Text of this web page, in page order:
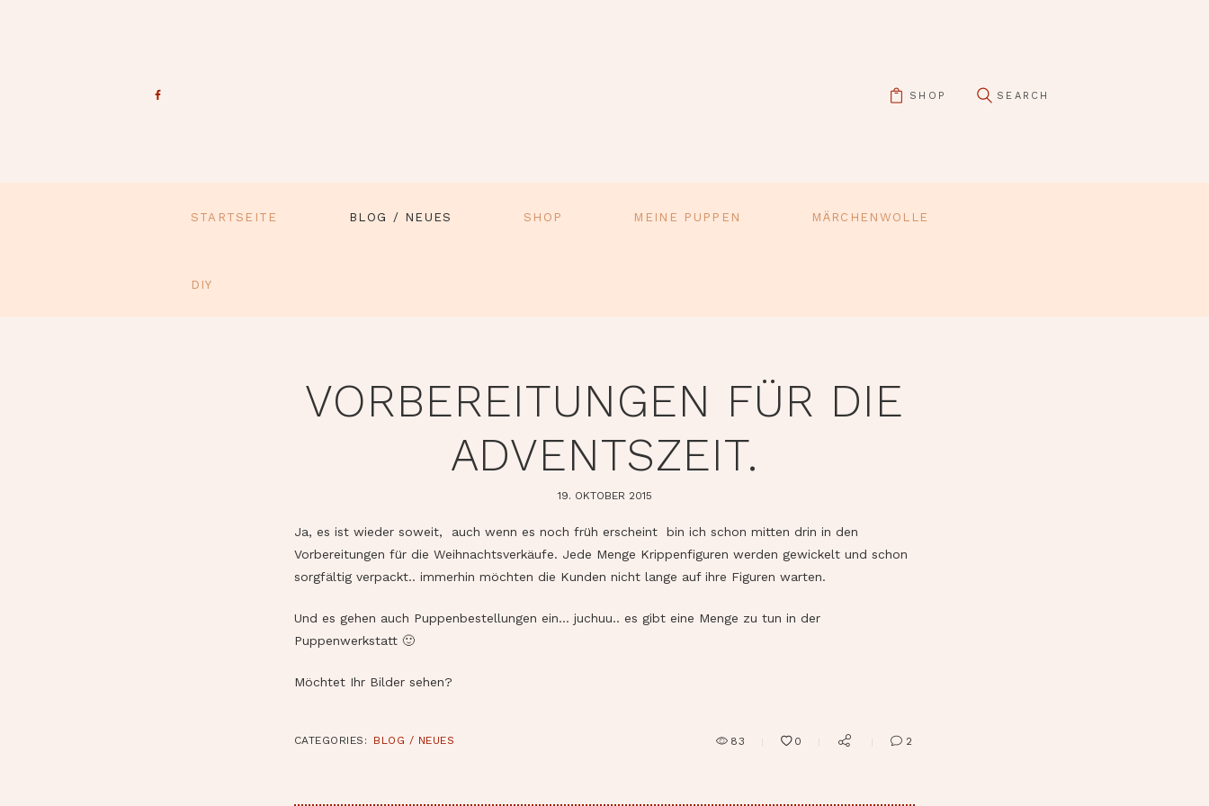
SHOP
STARTSEITE BLOG / NEUES SHOP MEINE PUPPEN MÄRCHENWOLLE
DIY
VORBEREITUNGEN FÜR DIE
ADVENTSZEIT.
19. OKTOBER 2015
Ja, es ist wieder soweit, auch wenn es noch früh erscheint bin ich schon mitten drin in den
Vorbereitungen für die Weihnachtsverkäufe. Jede Menge Krippenfiguren werden gewickelt und schon
sorgfältig verpackt.. immerhin möchten die Kunden nicht lange auf ihre Figuren warten.
Und es gehen auch Puppenbestellungen ein… juchuu.. es gibt eine Menge zu tun in der
Puppenwerkstatt 🙂
Möchtet Ihr Bilder sehen?
CATEGORIES: BLOG / NEUES 83 0 2